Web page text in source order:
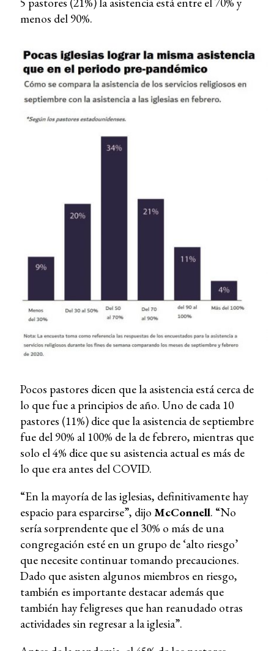
menos del 90%.
Pocos pastores dicen que la asistencia está cerca de
lo que fue a principios de año. Uno de cada 10
pastores (11%) dice que la asistencia de septiembre
fue del 90% al 100% de la de febrero, mientras que
solo el 4% dice que su asistencia actual es más de
lo que era antes del COVID.
“En la mayoría de las iglesias, definitivamente hay
espacio para esparcirse”, dijo McConnell. “No
sería sorprendente que el 30% o más de una
congregación esté en un grupo de ‘alto riesgo’
que necesite continuar tomando precauciones.
Dado que asisten algunos miembros en riesgo,
también es importante destacar además que
también hay feligreses que han reanudado otras
actividades sin regresar a la iglesia”.